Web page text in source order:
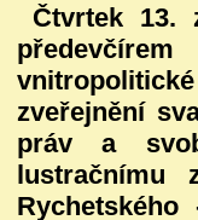
Čtvrtek 13.
zveřejnění
práv a
lustračnímu